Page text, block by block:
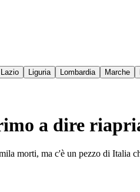
Lazio Liguria Lombardia Marche
a dire
morti, ma c'è un pezzo di Italia